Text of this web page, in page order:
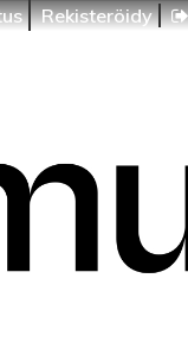
Rekisteröidy